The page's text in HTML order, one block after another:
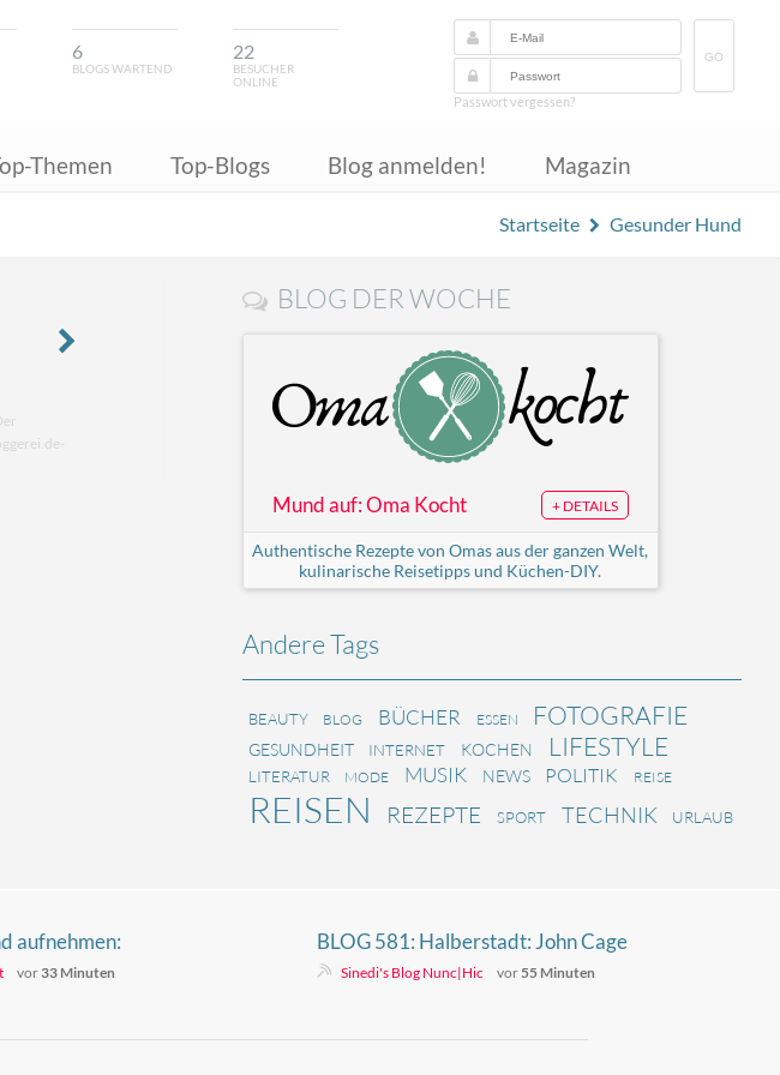
6
BLOGS WARTEND
22
BESUCHER
ONLINE
GO
Passwort vergessen?
Themen Top-Blogs Blog anmelden! Magazin
Startseite Gesunder Hund
BLOG DER WOCHE
Mund auf: Oma Kocht + DETAILS
Authentische Rezepte von Omas aus der ganzen Welt,
kulinarische Reisetipps und Küchen-DIY.
Andere Tags
BEAUTY BLOG BÜCHER ESSEN FOTOGRAFIE
GESUNDHEIT INTERNET KOCHEN LIFESTYLE
LITERATUR MODE MUSIK NEWS POLITIK REISE
REISEN REZEPTE SPORT TECHNIK URLAUB
aufnehmen:
Ablauf und
vor 33 Minuten
BLOG 581: Halberstadt: John Cage
- ORGAN²/ASLSP
Sinedi's Blog Nunc|Hic vor55 Minuten